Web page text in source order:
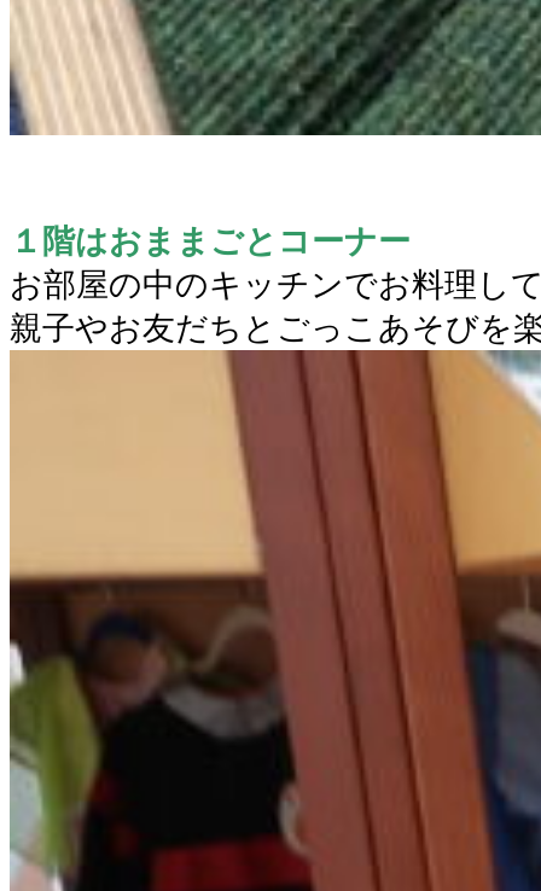
１階はおままごとコーナー
お部屋の中のキッチンでお料理し
親子やお友だちとごっこあそびを